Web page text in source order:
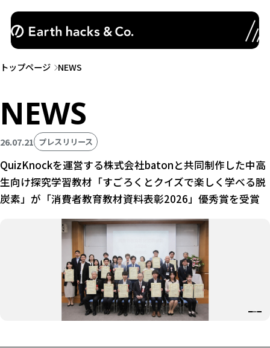
トップページ NEWS
NEWS
26.07.21 プレスリリース
QuizKnockを運営する株式会社batonと共同制作した中高
生向け探究学習教材「すごろくとクイズで楽しく学べる脱
炭素」が「消費者教育教材資料表彰2026」優秀賞を受賞